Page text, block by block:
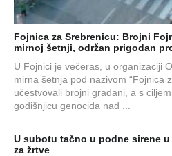
Fojnica za Srebrenicu: Brojni
mirnoj šetnji, održan prigodan
U Fojnici je večeras, u organizaciji
mirna šetnja pod nazivom “Fojnica
učestvovali brojni građani, a s ciljem
godišnjicu genocida nad ...
U subotu tačno u podne sirene
za žrtve